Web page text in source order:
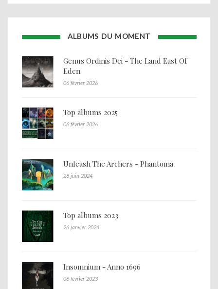
ALBUMS DU MOMENT
Genus Ordinis Dei - The Land East Of
Eden
06 février 2026
Top albums 2025
06 février 2026
Unleash The Archers - Phantoma
28 juin 2024
Top albums 2023
26 janvier 2024
Insomnium - Anno 1696
08 février 2023